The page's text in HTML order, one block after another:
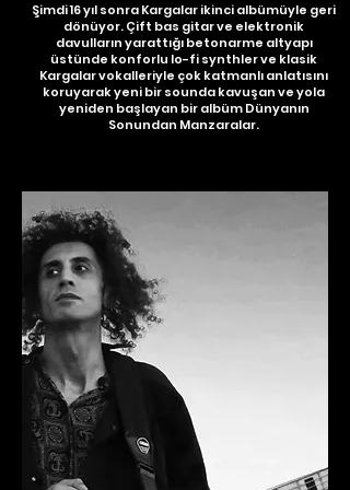
Şimdi 16 yıl sonra Kargalar ikinci albümüyle geri
dönüyor. Çift bas gitar ve elektronik
davulların yarattığı betonarme altyapı
üstünde konforlu lo-fi synthler ve klasik
Kargalar vokalleriyle çok katmanlı anlatısını
koruyarak yeni bir sounda kavuşan ve yola
yeniden başlayan bir albüm Dünyanın
Sonundan Manzaralar.